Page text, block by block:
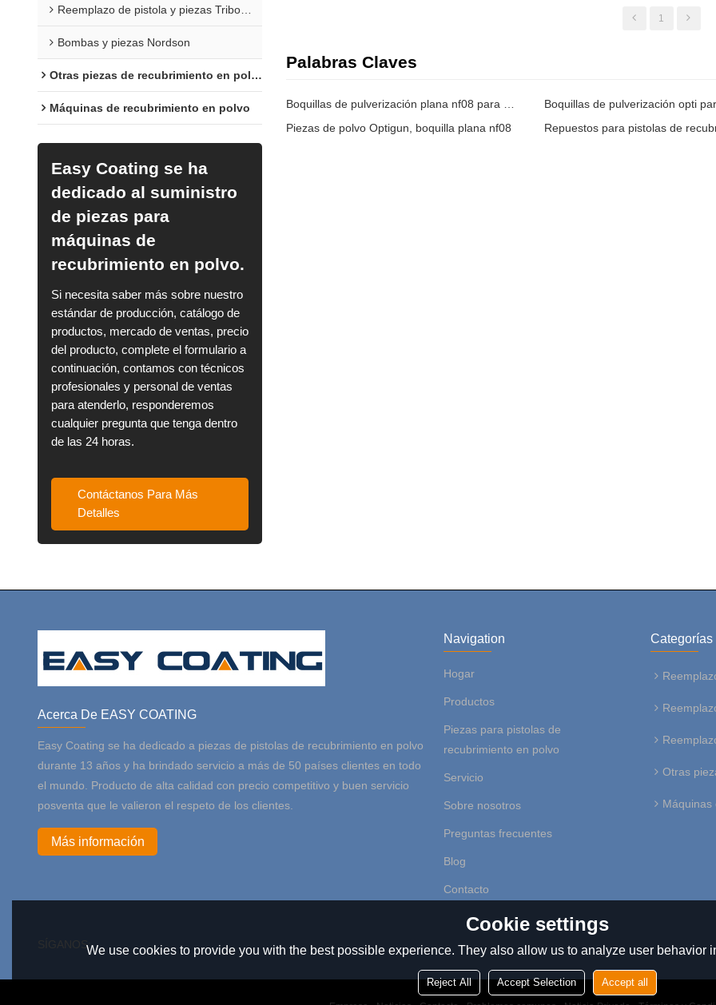
Reemplazo de pistola y piezas Tribomatic
Bombas y piezas Nordson
Otras piezas de recubrimiento en polvo
Máquinas de recubrimiento en polvo
Easy Coating se ha
dedicado al suministro
de piezas para
máquinas de
recubrimiento en polvo.
Si necesita saber más sobre nuestro
estándar de producción, catálogo de
productos, mercado de ventas, precio
del producto, complete el formulario a
continuación, contamos con técnicos
profesionales y personal de ventas
para atenderlo, responderemos
cualquier pregunta que tenga dentro
de las 24 horas.
Contáctanos Para Más
Detalles
1
Palabras Claves
Boquillas de pulverización plana nf08 para pistolas de recubrimiento en polvo
Piezas de polvo Optigun, boquilla plana nf08
Acerca De EASY COATING
Easy Coating se ha dedicado a piezas de pistolas de recubrimiento en polvo
durante 13 años y ha brindado servicio a más de 50 países clientes en todo
el mundo. Producto de alta calidad con precio competitivo y buen servicio
posventa que le valieron el respeto de los clientes.
Más información
Navigation
Hogar
Productos
Piezas para pistolas de
recubrimiento en polvo
Servicio
Sobre nosotros
Preguntas frecuentes
Blog
Contacto
Categorías
Otras
Máquinas
SÍGANOS:
Cookie settings
We use cookies to provide you with the best possible experience. They also allow us to analyze user behavior
Reject All Accept Selection Accept all